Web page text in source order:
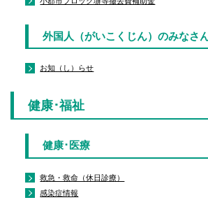
外国人（がいこくじん）のみなさ
お知（し）らせ
健康･福祉
健康･医療
救急・救命（休日診療）
感染症情報